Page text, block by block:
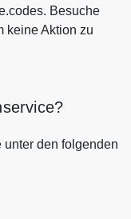
Besuche
keine Aktion zu
unter den folgenden